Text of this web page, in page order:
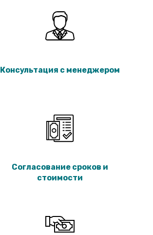
Консультация с менеджером
Согласование сроков и
стоимости